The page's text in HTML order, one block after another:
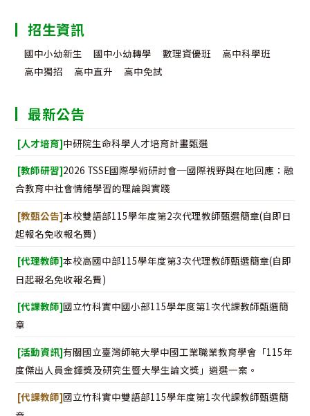
招生資訊
國中小幼新生 國中小幼轉學 數理資優班
高中科學班
高中獨招
高中直升 高中免試
最新公告
[人才培育]中研院生命科學人才培育計畫甄選
[教師研習]2026 TSSE國際學術研討會─國際視野與在地回應：融
合教育中社會情緒學習的理論與實踐
[教甄公告]本校雙語部115學年度第2次代理教師甄選簡章(自即日
起報名免收報名費)
[代理教師]本校高國中部115學年度第3次代理教師甄選簡章(自即
日起報名免收報名費)
[代課教師]國立竹科實中國小部115學年度第1次代課教師甄選簡
章
[活動資訊]有關國立臺灣師範大學中國工業職業教育學會「115年
度傑出人員金鐸獎及研究生暨大學生論文獎」遴選一案。
[代課教師]國立竹科實中雙語部115學年度第1次代課教師甄選簡